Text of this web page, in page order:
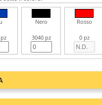
Nero
3040 pz
Rosso
0 pz